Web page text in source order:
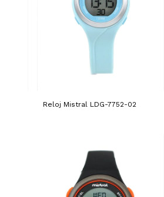
Reloj Mistral LDG-7752-02